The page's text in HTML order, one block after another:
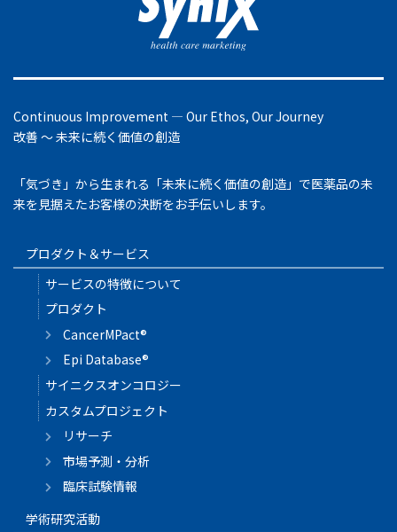
Continuous Improvement ― Our Ethos, Our Journey
改善 ～ 未来に続く価値の創造
「気づき」から生まれる「未来に続く価値の創造」で医薬品の未
来を見据えたお客様の決断をお手伝いします。
プロダクト＆サービス
サービスの特徴について
プロダクト
CancerMPact®
Epi Database®
サイニクスオンコロジー
カスタムプロジェクト
リサーチ
市場予測・分析
臨床試験情報
学術研究活動